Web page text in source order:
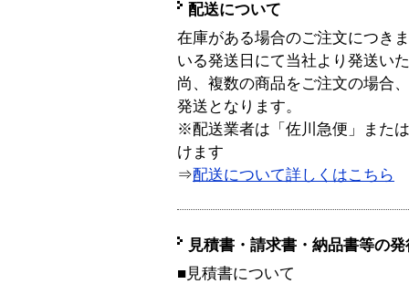
配送について
在庫がある場合のご注文につき
いる発送日にて当社より発送い
尚、複数の商品をご注文の場合
発送となります。
※配送業者は「佐川急便」また
けます
⇒配送について詳しくはこちら
見積書・請求書・納品書等の
■見積書について